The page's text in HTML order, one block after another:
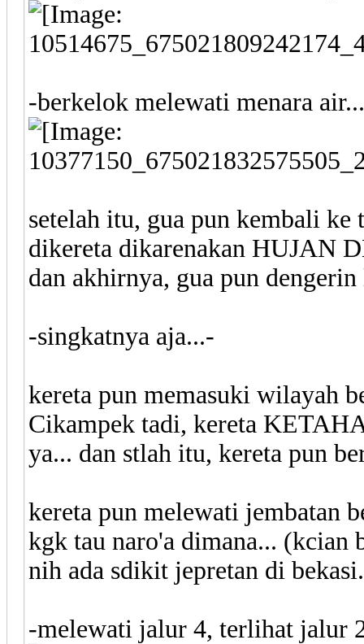
-berkelok melewati menara
setelah itu, gua pun kembali
dikereta dikarenakan HUJAN
dan akhirnya, gua pun
-singkatnya aja...-
kereta pun memasuki wilayah
Cikampek tadi, kereta
ya... dan stlah itu, kereta pun
kereta pun melewati jembatan
kgk tau naro'a dimana... (kcian
nih ada sdikit jepretan di
-melewati jalur 4, terlihat jalur